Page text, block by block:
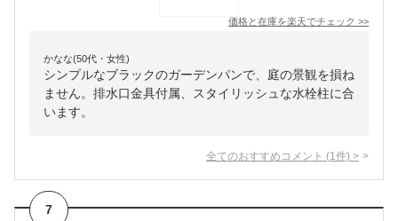
価格と在庫を楽天でチェック >>
かなな(50代・女性)
シンプルなブラックのガーデンパンで、庭の景観を損ね
ません。排水口金具付属、スタイリッシュな水栓柱に合
います。
全てのおすすめコメント (1 件) >
7